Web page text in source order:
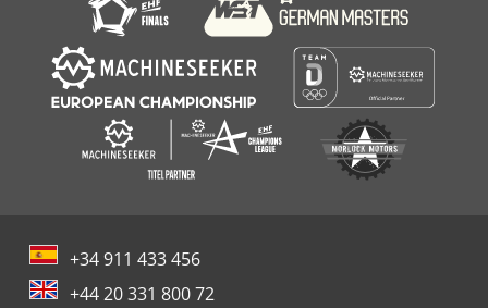
+34 911 433 456
+44 20 331 800 72